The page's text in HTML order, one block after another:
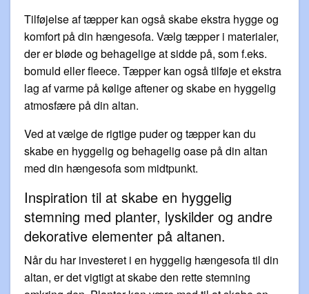
Tilføjelse af tæpper kan også skabe ekstra hygge og
komfort på din hængesofa. Vælg tæpper i materialer,
der er bløde og behagelige at sidde på, som f.eks.
bomuld eller fleece. Tæpper kan også tilføje et ekstra
lag af varme på kølige aftener og skabe en hyggelig
atmosfære på din altan.
Ved at vælge de rigtige puder og tæpper kan du
skabe en hyggelig og behagelig oase på din altan
med din hængesofa som midtpunkt.
Inspiration til at skabe en hyggelig
stemning med planter, lyskilder og andre
dekorative elementer på altanen.
Når du har investeret i en hyggelig hængesofa til din
altan, er det vigtigt at skabe den rette stemning